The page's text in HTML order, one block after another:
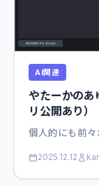
AI関連
やたーかの
リ公開あり）
個人的にも前
2025.12.12